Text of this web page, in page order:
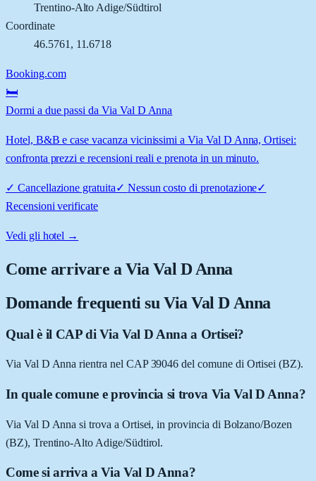
Trentino-Alto Adige/Südtirol
Coordinate
46.5761 , 11.6718
Booking.com
🛏️
Dormi a due passi da Via Val D Anna
Hotel, B&B e case vacanza vicinissimi a Via Val D Anna, Ortisei:
confronta prezzi e recensioni reali e prenota in un minuto.
✓ Cancellazione gratuita✓ Nessun costo di prenotazione✓
Recensioni verificate
Vedi gli hotel →
Come arrivare aVia Val D Anna
Domande frequenti su Via Val D Anna
Qual è il CAP di Via Val D Anna a Ortisei?
Via Val D Anna rientra nel CAP 39046 del comune di Ortisei (BZ).
In quale comune e provincia si trova Via Val D Anna?
Via Val D Anna si trova a Ortisei, in provincia di Bolzano/Bozen
(BZ), Trentino-Alto Adige/Südtirol.
Come si arriva a Via Val D Anna?